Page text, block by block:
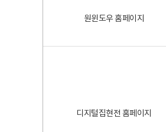
원윈도우 홈페이지
디지털집현전 홈페이지